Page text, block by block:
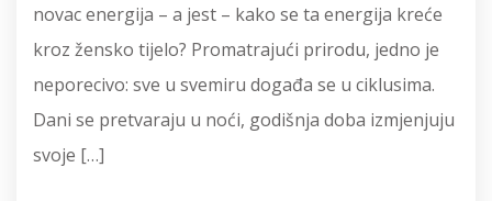
novac energija – a jest – kako se ta energija kreće
kroz žensko tijelo? Promatrajući prirodu, jedno je
neporecivo: sve u svemiru događa se u ciklusima.
Dani se pretvaraju u noći, godišnja doba izmjenjuju
svoje […]